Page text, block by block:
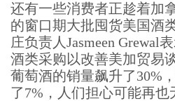
还有一些消费者正趁着加
的窗口期大批囤货美国酒
庄负责人Jasmeen Grewal
酒类采购以改善美加贸易
葡萄酒的销量飙升了30%
了7%，人们担心可能再也